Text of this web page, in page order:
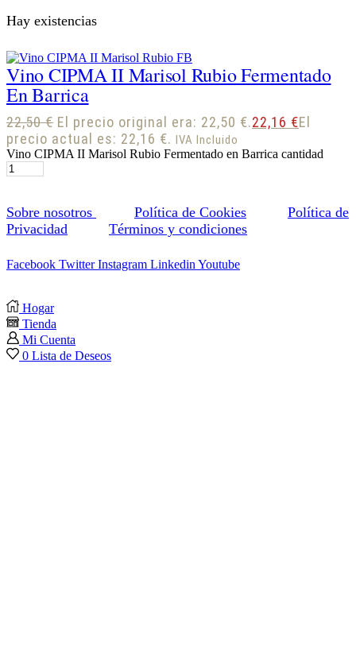
Hay existencias
Vino CIPMA II Marisol Rubio Fermentado
En Barrica
22,50€ El precio original era: 22,50 €.22,16 €El
precio actual es: 22,16 €. IVA Incluido
Vino CIPMA II Marisol Rubio Fermentado en Barrica cantidad
Sobre nosotros Política de Cookies
Política de
Privacidad
Términos y condiciones
Facebook Twitter Instagram Linkedin Youtube
Hogar
Tienda
Mi Cuenta
0 Lista de Deseos